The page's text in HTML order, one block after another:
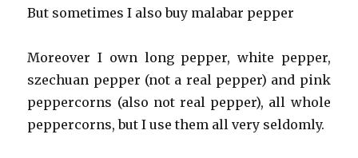
But sometimes I also buy malabar pepper
Moreover I own long pepper, white pepper,
szechuan pepper (not a real pepper) and pink
peppercorns (also not real pepper), all whole
peppercorns, but I use them all very seldomly.